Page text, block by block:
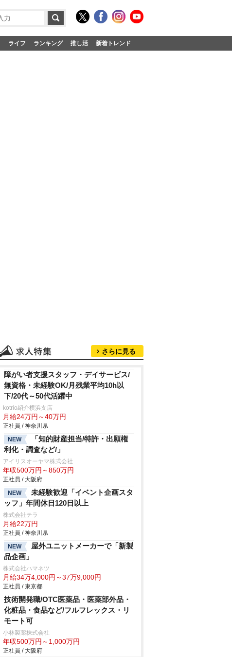
ライフ ランキング 推し活 新着トレンド
さらに見る
障がい者支援スタッフ・デイサービス/
無資格・未経験OK/月残業平均10h以
下/20代～50代活躍中
kotrio紹介横浜支店
月給24万円～40万円
正社員 / 神奈川県
NEW
「知的財産担当/特許・出願権
利化・調査など/」
アイリスオーヤマ株式会社
年収500万円～850万円
正社員 / 大阪府
NEW
未経験歓迎「イベント企画スタ
ッフ」年間休日120日以上
株式会社テラ
月給22万円
正社員 / 神奈川県
NEW
屋外ユニットメーカーで「新製
品企画」
株式会社ハマネツ
月給34万4,000円～37万9,000円
正社員 / 東京都
技術開発職/OTC医薬品・医薬部外品・
化粧品・食品など/フルフレックス・リ
モート可
小林製薬株式会社
年収500万円～1,000万円
正社員 / 大阪府